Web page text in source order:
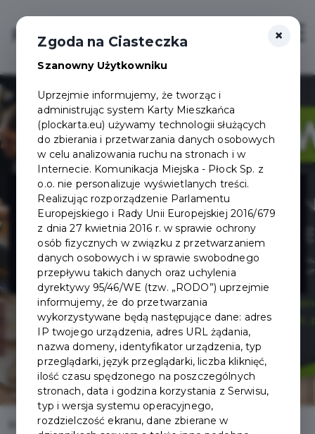
Login/Rejestracja
Dębowa
Restauracja &
Kręgielnia
Home Oferty Dębowa Restauracja & Kręgielnia
×
Zgoda na Ciasteczka
Szanowny Użytkowniku
Uprzejmie informujemy, że tworząc i
administrując system Karty Mieszkańca
(plockarta.eu) używamy technologii służących
do zbierania i przetwarzania danych osobowych
w celu analizowania ruchu na stronach i w
Internecie. Komunikacja Miejska - Płock Sp. z
o.o. nie personalizuje wyświetlanych treści.
Realizując rozporządzenie Parlamentu
Europejskiego i Rady Unii Europejskiej 2016/679
z dnia 27 kwietnia 2016 r. w sprawie ochrony
osób fizycznych w związku z przetwarzaniem
danych osobowych i w sprawie swobodnego
przepływu takich danych oraz uchylenia
dyrektywy 95/46/WE (tzw. „RODO”) uprzejmie
informujemy, że do przetwarzania
wykorzystywane będą następujące dane: adres
IP twojego urządzenia, adres URL żądania,
nazwa domeny, identyfikator urządzenia, typ
przeglądarki, język przeglądarki, liczba kliknięć,
ilość czasu spędzonego na poszczególnych
stronach, data i godzina korzystania z Serwisu,
typ i wersja systemu operacyjnego,
rozdzielczość ekranu, dane zbierane w